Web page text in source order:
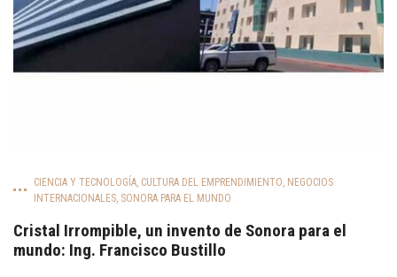
CIENCIA Y TECNOLOGÍA CULTURA DEL EMPRENDIMIENTO NEGOCIOS
INTERNACIONALES SONORA PARA EL MUNDO
Cristal Irrompible, un invento de Sonora para el
mundo: Ing. Francisco Bustillo